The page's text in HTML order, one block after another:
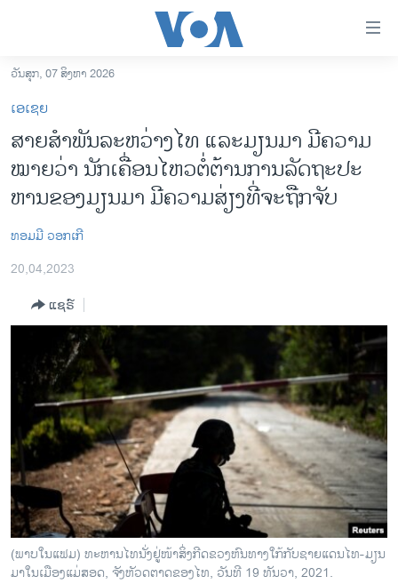
ເຂົ້າ
ຫາ
ຂ້າມ
ຂ້າມ
ໄປ
ຫາ
ຊອກ
ອາເມຣິກາ
ການເລືອກຕັ້ງ ປະທານາທີບໍດີ ສະຫະລັດ 2024
ອິດສະຫຼະພາບດ້ານການຂ່າວ
ຊີວິດຊາວລາວ
ຊຸມຊົນຊາວລາວ
ວິທະຍາສາດ-ເທັກໂນໂລຈີ
ທຸລະກິດ
ພາສາອັງກິດ
ວີດີໂອ
ສຽງ
ລາຍການກະຈາຍສຽງ
ວັນສຸກ, 07 ສິງຫາ 2026
ເອເຊຍ
ສາຍ​ສຳ​ພັນ​ລະ​ຫວ່າງໄທ ແລະ​ມຽນ​ມາ ມີ​ຄວາມ​
ໝາຍ​ວ່າ ນັກ​ເຄື່ອນ​ໄຫວ​ຕໍ່​ຕ້ານ​ການ​ລັດ​ຖະ​ປະ​
ຫານ​ຂອງ​ມຽນ​ມາ ມີ​ຄວາມ​ສ່ຽງ​ທີ່​ຈະ​ຖືກ​ຈັບ
ທອມ​ມີ ​ວອກ​ເກີ
20,04,2023
ແຊຣ໌
(ພາບ​ໃນ​ແຟມ) ທະ​ຫານ​ໄທ​ນັ່ງ​ຢູ່​ໜ້າ​ສິ່ງ​ກີດ​ຂວງ​ຫົນ​ທາງໃກ້​ກັບ​ຊາຍ​ແດນ​ໄທ-ມຽນ​
ມາໃນ​ເມືອງ​ແມ່​ສອດ, ຈັງ​ຫັວດ​ຕາດຂອງ​ໄທ, ວັນ​ທີ 19 ທັນ​ວາ, 2021.